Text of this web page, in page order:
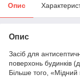
Опис
Опис
Засіб для
поверхонь будинків
Більше того, «Мідний